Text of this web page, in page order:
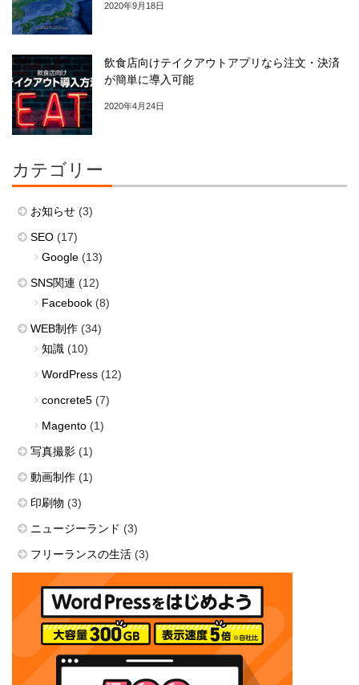
2020年9月18日
飲食店向けテイクアウトアプリなら注文・決済
が簡単に導入可能
2020年4月24日
カテゴリー
お知らせ (3)
SEO (17)
Google (13)
SNS関連 (12)
Facebook (8)
WEB制作 (34)
知識 (10)
WordPress (12)
concrete5 (7)
Magento (1)
写真撮影 (1)
動画制作 (1)
印刷物 (3)
ニュージーランド (3)
フリーランスの生活 (3)